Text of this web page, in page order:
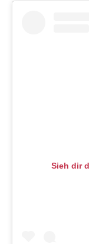
Sieh dir